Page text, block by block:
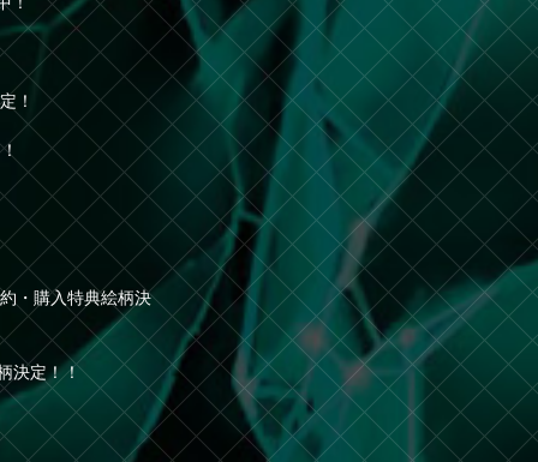
！
・購入特典絵柄決
決定！！